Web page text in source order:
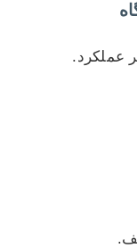
عملکرد.